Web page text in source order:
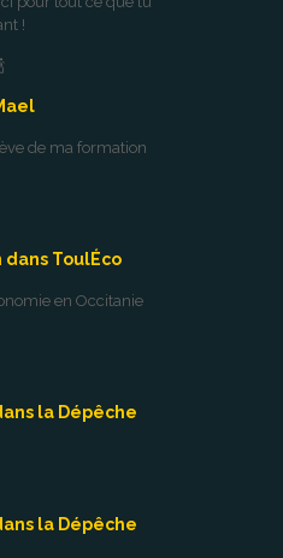
!
de ma formation
ToulÉco
en Occitanie
la Dépêche
la Dépêche